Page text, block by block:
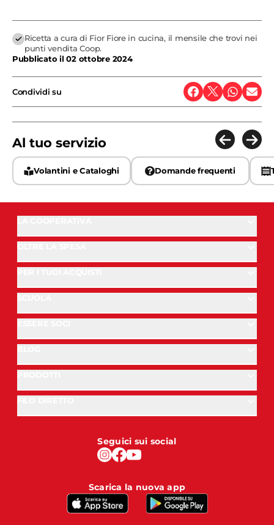
Ricetta a cura di Fior Fiore in cucina, il mensile che trovi nei
punti vendita Coop.
Pubblicato il02 ottobre 2024
Condividi su
Al tuo servizio
Volantini e Cataloghi Domande frequenti
Seguici sui social
Scarica la nuova app